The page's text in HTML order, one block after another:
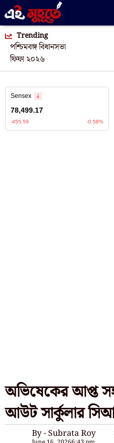
Trending
পশ্চিমবঙ্গ বিধানসভা
ফিফা ২০২৬
অভিষেকের আপ্ত
আউট সার্কুলার
By - Subrata Roy